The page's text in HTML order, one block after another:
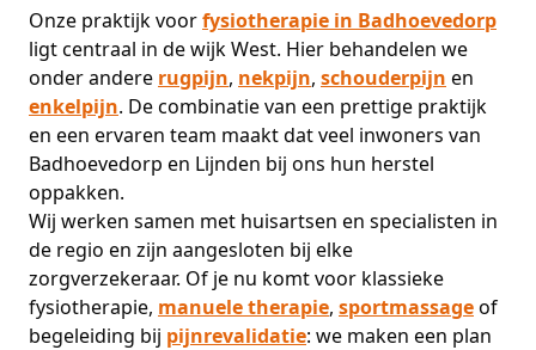
Onze praktijk voorfysiotherapie in Badhoevedorp
ligt centraal in de wijk West. Hier behandelen we
onder andere rugpijn, nekpijn, schouderpijn en
enkelpijn. De combinatie van een prettige praktijk
en een ervaren team maakt dat veel inwoners van
Badhoevedorp en Lijnden bij ons hun herstel
oppakken.
Wij werken samen met huisartsen en specialisten in
de regio en zijn aangesloten bij elke
zorgverzekeraar. Of je nu komt voor klassieke
fysiotherapie, manuele therapie, sportmassageof
begeleiding bij pijnrevalidatie: we maken een plan